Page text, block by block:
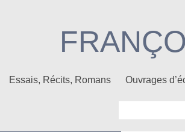
Essais, Récits, Romans Ouvrages